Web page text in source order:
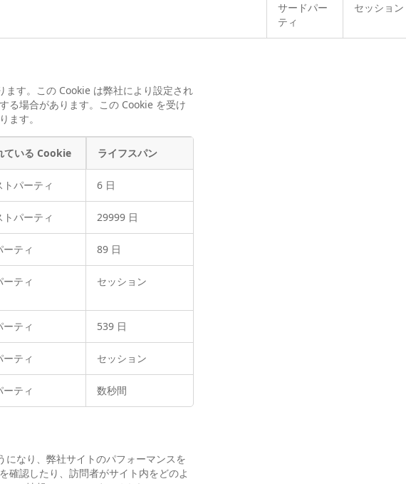
サードパー
ティ
セッション
ます。この Cookie は弊社により設定され
る場合があります。この Cookie を受け
ます。
ている Cookie ライフスパン
トパーティ 6 日
トパーティ 29999 日
ティ 89 日
ティ セッション
ティ 539 日
ティ セッション
ティ 数秒間
なり、弊社サイトのパフォーマンスを
確認したり、訪問者がサイト内をどのよ